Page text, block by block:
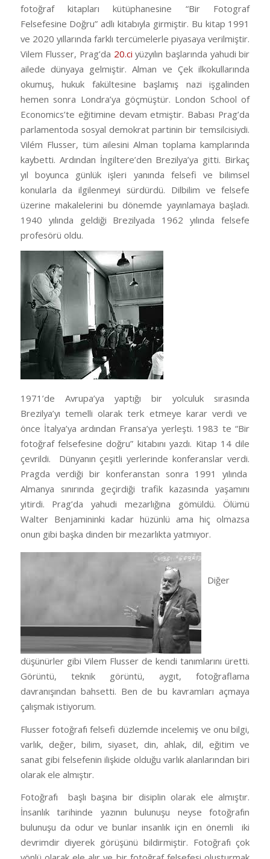
fotoğraf kitapları kütüphanesine “Bir Fotograf
Felsefesine Doğru” adlı kitabıyla girmiştir. Bu kitap 1991
ve 2020 yıllarında farklı tercümelerle piyasaya verilmiştir.
Vilem Flusser, Prag’da 20.ci yüzyılın başlarında yahudi bir
ailede dünyaya gelmiştir. Alman ve Çek ilkokullarında
okumuş, hukuk fakültesine başlamış nazi işgalinden
hemen sonra Londra’ya göçmüştür. London School of
Economics’te eğitimine devam etmiştir. Babası Prag’da
parlamentoda sosyal demokrat partinin bir temsilcisiydi.
Vilém Flusser, tüm ailesini Alman toplama kamplarında
kaybetti. Ardından İngiltere’den Brezilya’ya gitti. Birkaç
yıl boyunca günlük işleri yanında felsefi ve bilimsel
konularla da ilgilenmeyi sürdürdü. Dilbilim ve felsefe
üzerine makalelerini bu dönemde yayınlamaya başladı.
1940 yılında geldiği Brezilyada 1962 yılında felsefe
profesörü oldu.
1971’de Avrupa’ya yaptığı bir yolculuk sırasında
Brezilya’yı temelli olarak terk etmeye karar verdi ve
önce İtalya’ya ardından Fransa’ya yerleşti. 1983 te “Bir
fotoğraf felsefesine doğru” kitabını yazdı. Kitap 14 dile
çevrildi. Dünyanın çeşitli yerlerinde konferanslar verdi.
Pragda verdiği bir konferanstan sonra 1991 yılında
Almanya sınırında geçirdiği trafik kazasında yaşamını
yitirdi. Prag’da yahudi mezarlığına gömüldü. Ölümü
Walter Benjamininki kadar hüzünlü ama hiç olmazsa
onun gibi başka dinden bir mezarlıkta yatmıyor.
Diğer
düşünürler gibi Vilem Flusser de kendi tanımlarını üretti.
Görüntü, teknik görüntü, aygıt, fotoğraflama
davranışından bahsetti. Ben de bu kavramları açmaya
çalışmak istiyorum.
Flusser fotoğrafı felsefi düzlemde incelemiş ve onu bilgi,
varlık, değer, bilim, siyaset, din, ahlak, dil, eğitim ve
sanat gibi felsefenin ilişkide olduğu varlık alanlarından biri
olarak ele almıştır.
Fotoğrafı başlı başına bir disiplin olarak ele almıştır.
İnsanlık tarihinde yazının bulunuşu neyse fotoğrafın
bulunuşu da odur ve bunlar insanlık için en önemli iki
devrimdir diyerek görüşünü bildirmiştir. Fotoğrafı çok